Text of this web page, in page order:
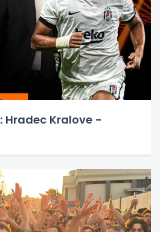
Hradec Kralove -